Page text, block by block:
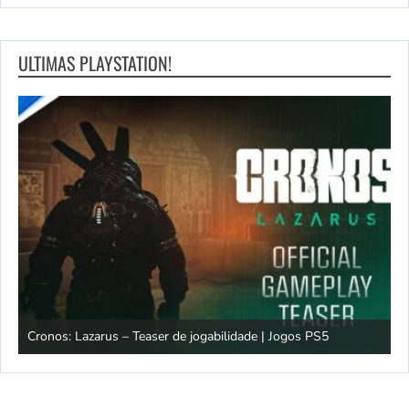
ULTIMAS PLAYSTATION!
Cronos: Lazarus – Teaser de jogabilidade | Jogos PS5